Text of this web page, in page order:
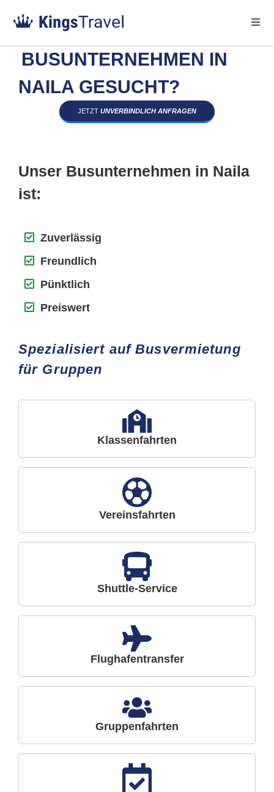
BUSUNTERNEHMEN IN
NAILA GESUCHT?
JETZT UNVERBINDLICH ANFRAGEN
Unser Busunternehmen in Naila
ist:
Zuverlässig
Freundlich
Pünktlich
Preiswert
Spezialisiert auf Busvermietung
für Gruppen
Klassenfahrten
Vereinsfahrten
Shuttle-Service
Flughafentransfer
Gruppenfahrten